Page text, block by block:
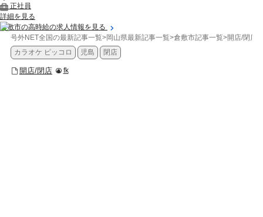
正社員
詳細を見る
倉敷市の高時給の求人情報を見る
号外NET全国の最新記事一覧>岡山県最新記事一覧>倉敷市記事一覧>開店/閉店
カラオケ ピッコロ
児島 閉店
開店/閉店 fk